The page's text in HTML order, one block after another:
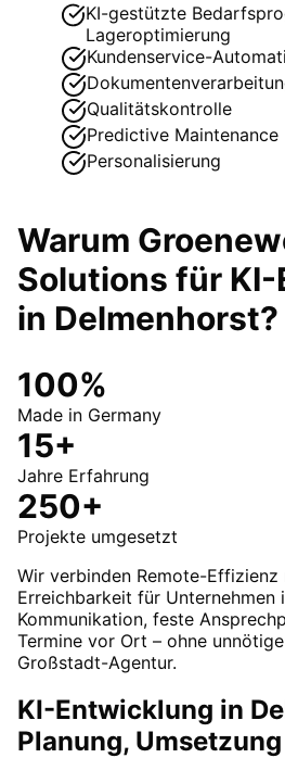
KI-gestützte
Lageroptimierung
Kundenservice-
Qualitätskontrolle
Predictive Maintenance
Personalisierung
Warum
Solutions für
in Delmenhorst?
100%
Made in Germany
15+
Jahre Erfahrung
250+
Projekte umgesetzt
Wir verbinden Remote-
Erreichbarkeit für Unternehmen
Kommunikation, feste
Termine vor Ort – ohne
Großstadt-Agentur.
KI-Entwicklung in
Planung,